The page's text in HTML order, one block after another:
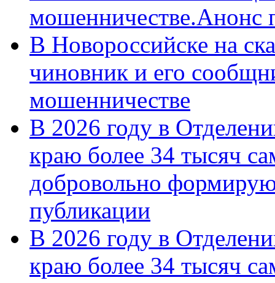
мошенничестве.Анонс
В Новороссийске на
чиновник и его
мошенничестве
В 2026 году в
краю более 34 тысяч
добровольно
публикации
В 2026 году в
краю более 34 тысяч